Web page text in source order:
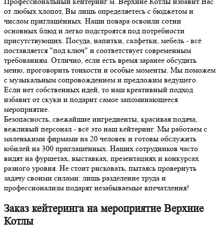
от любых хлопот, Вы лишь определяетесь с бюджетом и
числом приглашённых. Наши повара освоили сотни
основных блюд и легко подстроятся под потребности
присутствующих. Посуда, напитки, салфетки, мебель - всё
поставляется "под ключ" и соответствует современным
требованиям. Отлично, если есть время заранее обсудить
меню, проговорить тонкости и особые моменты. Мы поможем
с музыкальным сопровождением и предложим ведущего.
Если нет собственных идей, то наш креативный подход
избавит от скуки и подарит самое запоминающееся
мероприятие.
Безопасность, свежайшие ингредиенты, красивая подача,
вежливый персонал - всё это наш кейтеринг. Мы работаем с
маленькими фирмами на 20 человек и готовы обслужить
юбилей на 300 приглашённых. Наших сотрудников часто
видят на фуршетах, выставках, презентациях и конкурсах
разного уровня. Не стоит рисковать, пытаясь провернуть
задачу своими силами: лишь разделение труда и
профессионализм подарят незабываемые впечатления!
Заказ кейтеринга на мероприятие Верхние
Котлы